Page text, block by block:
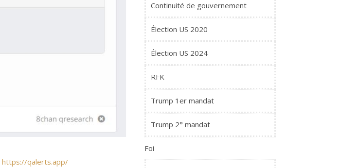
https://qalerts.app/
Continuité de gouvernement
Élection US 2020
Élection US 2024
RFK
Trump 1er mandat
Trump 2° mandat
Foi